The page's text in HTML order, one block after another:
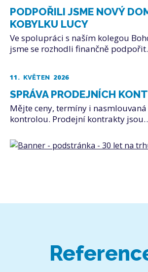
PODPOŘILI JSME NOVÝ
KOBYLKU LUCY
Ve spolupráci s naším kolegou
jsme se rozhodli finančně
11. KVĚTEN 2026
SPRÁVA PRODEJNÍCH
Mějte ceny, termíny i
kontrolou. Prodejní kontrakty